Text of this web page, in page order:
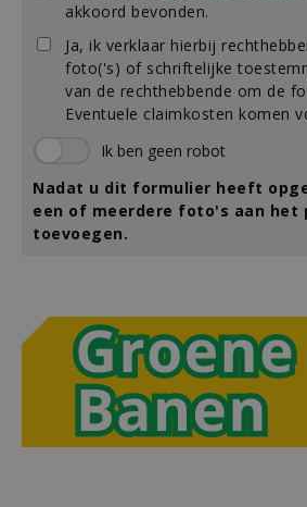
akkoord bevonden.
Ja, ik verklaar hierbij
foto('s) of schriftelijke
van de rechthebbende om de
Eventuele claimkosten komen
Nadat u dit formulier heeft
een of meerdere foto's aan het
toevoegen.